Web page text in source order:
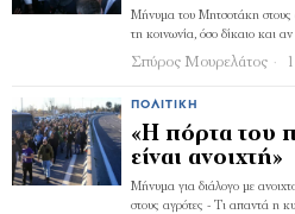
Μήνυμα του Μητσοτάκη στους
τη κοινωνία, όσο δίκαιο και αν
Σπύρος Μουρελάτος
ΠΟΛΙΤΙΚΉ
«Η πόρτα του
είναι ανοιχτή»
Μήνυμα για διάλογο με
στους αγρότες - Τι απαντά η